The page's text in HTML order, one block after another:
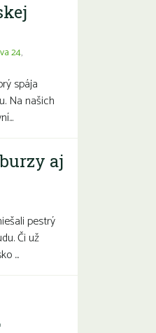
24,
spája
Na našich
aj
pestrý
Či už
...